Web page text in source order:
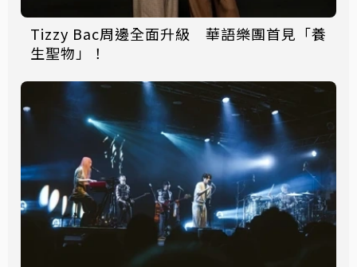
Tizzy Bac周邊全面升級 華語樂團首見「養
生聖物」！